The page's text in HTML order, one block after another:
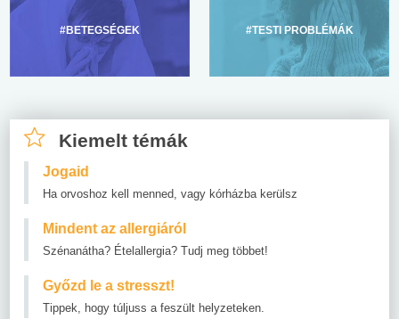
#BETEGSÉGEK #TESTI PROBLÉMÁK
Kiemelt témák
Jogaid
Ha orvoshoz kell menned, vagy kórházba kerülsz
Mindent az allergiáról
Szénanátha? Ételallergia? Tudj meg többet!
Győzd le a stresszt!
Tippek, hogy túljuss a feszült helyzeteken.